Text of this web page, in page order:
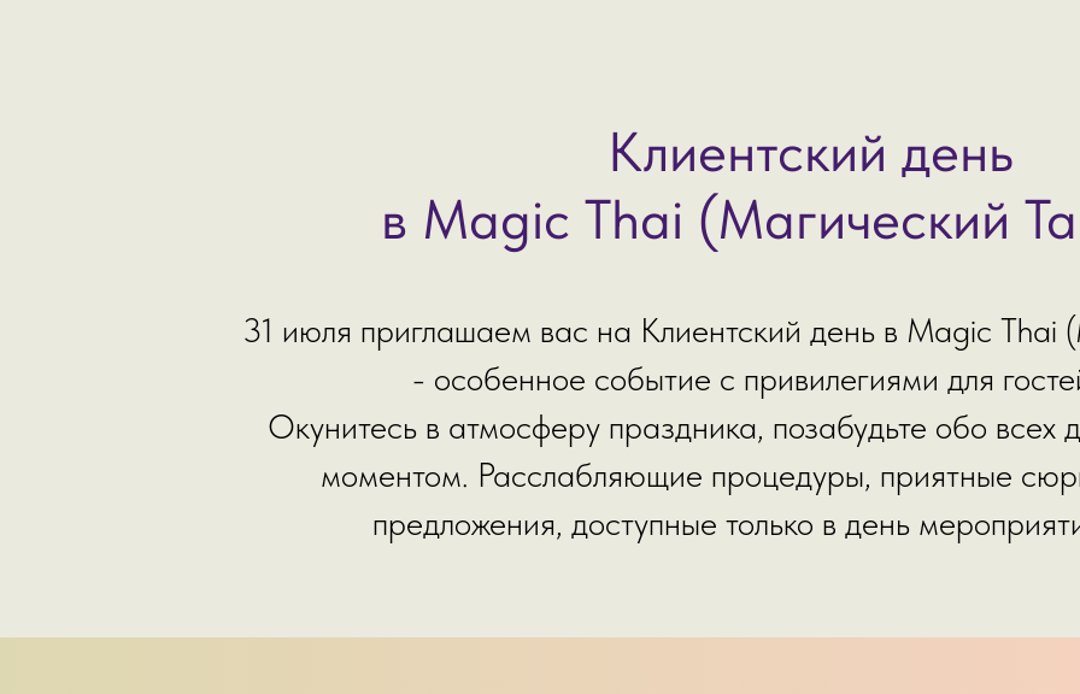
Клиентский день
в Magic Thai (Магический
31 июля приглашаем вас на Клиентский день в Magic Thai
- особенное событие с привилегиями для
Окунитесь в атмосферу праздника, позабудьте обо всех
моментом. Расслабляющие процедуры, приятные
предложения, доступные только в день